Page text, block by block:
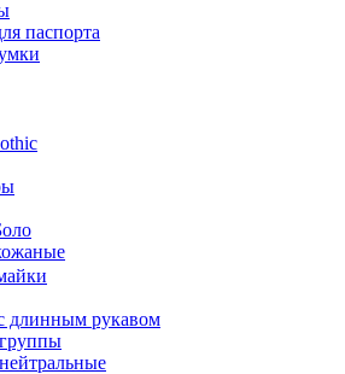
паспорта
длинным рукавом